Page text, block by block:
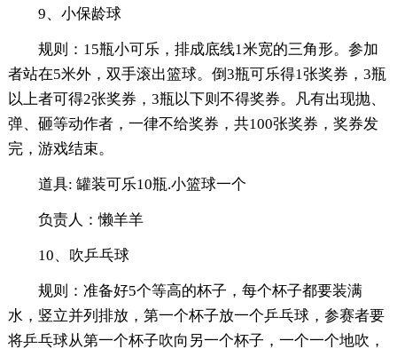
9、小保龄球
规则：15瓶小可乐，排成底线1米宽的三角形。参加
者站在5米外，双手滚出篮球。倒3瓶可乐得1张奖券，3瓶
以上者可得2张奖券，3瓶以下则不得奖券。凡有出现抛、
弹、砸等动作者，一律不给奖券，共100张奖券，奖券发
完，游戏结束。
道具: 罐装可乐10瓶.小篮球一个
负责人：懒羊羊
10、吹乒乓球
规则：准备好5个等高的杯子，每个杯子都要装满
水，竖立并列排放，第一个杯子放一个乒乓球，参赛者要
将乒乓球从第一个杯子吹向另一个杯子，一个一个地吹，